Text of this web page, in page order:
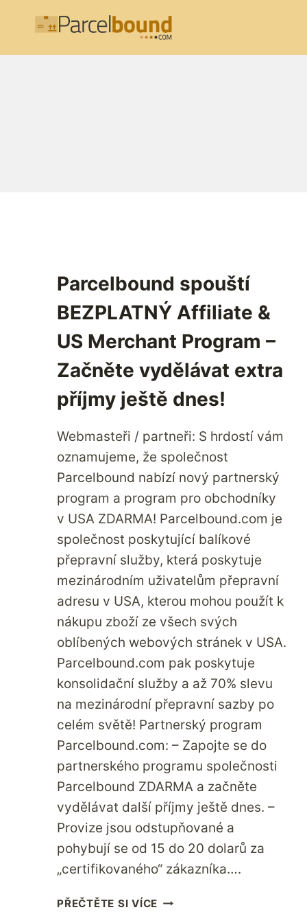
Parcelbound spouští
BEZPLATNÝ Affiliate &
US Merchant Program –
Začněte vydělávat extra
příjmy ještě dnes!
Webmasteři / partneři: S hrdostí vám
oznamujeme, že společnost
Parcelbound nabízí nový partnerský
program a program pro obchodníky
v USA ZDARMA! Parcelbound.com je
společnost poskytující balíkové
přepravní služby, která poskytuje
mezinárodním uživatelům přepravní
adresu v USA, kterou mohou použít k
nákupu zboží ze všech svých
oblíbených webových stránek v USA.
Parcelbound.com pak poskytuje
konsolidační služby a až 70% slevu
na mezinárodní přepravní sazby po
celém světě! Partnerský program
Parcelbound.com: – Zapojte se do
partnerského programu společnosti
Parcelbound ZDARMA a začněte
vydělávat další příjmy ještě dnes. –
Provize jsou odstupňované a
pohybují se od 15 do 20 dolarů za
„certifikovaného“ zákazníka….
PŘEČTĚTE SI VÍCE PARCELBOUND